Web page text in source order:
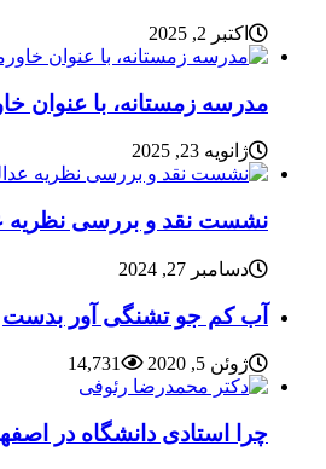
اکتبر 2, 2025
مدرسه زمستانه، با عنوان
ژانویه 23, 2025
نشست نقد و بررسی نظریه
دسامبر 27, 2024
آب کم جو تشنگی آور بدست
ژوئن 5, 2020 14,731
چرا استادی دانشگاه در